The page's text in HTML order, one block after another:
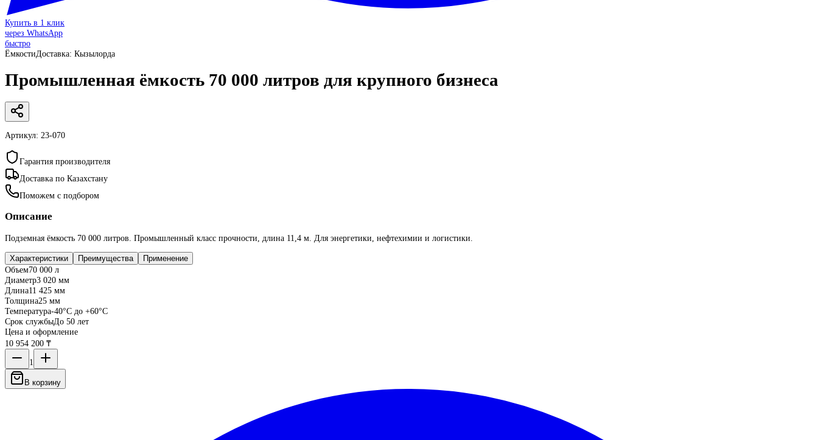
Купить в 1 клик
через WhatsApp
быстро
ЁмкостиДоставка: Кызылорда
Промышленная ёмкость 70 000 литров для крупного бизнеса
Артикул: 23-070
Гарантия производителя
Доставка по Казахстану
Поможем с подбором
Описание
Подземная ёмкость 70 000 литров. Промышленный класс прочности, длина 11,4 м. Для энергетики, нефтехимии и логистики.
Характеристики Преимущества Применение
Объем70 000 л
Диаметр3 020 мм
Длина11 425 мм
Толщина25 мм
Температура-40°C до +60°C
Срок службыДо 50 лет
Цена и оформление
10 954 200 ₸
1
В корзину